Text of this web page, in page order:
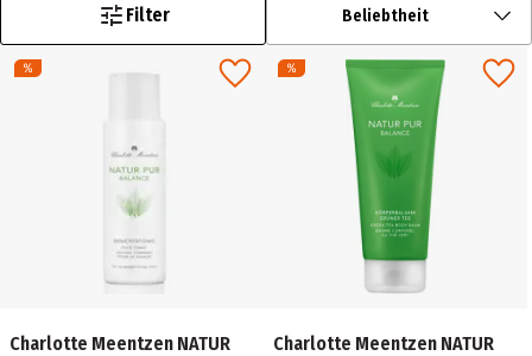
Filter
Beliebtheit
Charlotte Meentzen NATUR
Charlotte Meentzen NATUR